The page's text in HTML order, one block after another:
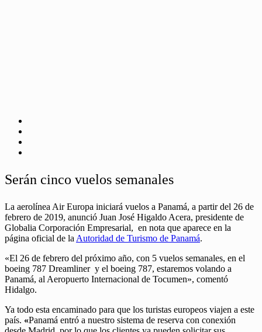
Serán cinco vuelos semanales
La aerolínea Air Europa iniciará vuelos a Panamá, a partir del 26 de
febrero de 2019, anunció Juan José Higaldo Acera, presidente de
Globalia Corporación Empresarial, en nota que aparece en la
página oficial de la Autoridad de Turismo de Panamá.
«El 26 de febrero del próximo año, con 5 vuelos semanales, en el
boeing 787 Dreamliner y el boeing 787, estaremos volando a
Panamá, al Aeropuerto Internacional de Tocumen», comentó
Hidalgo.
Ya todo esta encaminado para que los turistas europeos viajen a este
país. «Panamá entró a nuestro sistema de reserva con conexión